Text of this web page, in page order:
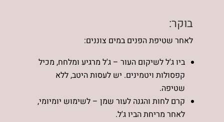
בוקר:
לאחר שטיפת הפנים במים צוננים:
ביו ג'ל לשיקום העור – ג'ל מרגיע ומלחח, מכיל
קפסולות ויטמינים. יש לעסות היטב, ללא
שטיפה.
קרם לחות והגנה לעור שמן – לשימוש יומיומי,
לאחר מריחת הביו ג'ל.